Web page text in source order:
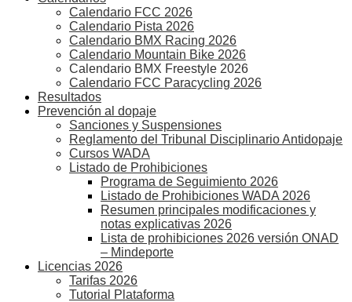
Calendario FCC 2026
Calendario Pista 2026
Calendario BMX Racing 2026
Calendario Mountain Bike 2026
Calendario BMX Freestyle 2026
Calendario FCC Paracycling 2026
Resultados
Prevención al dopaje
Sanciones y Suspensiones
Reglamento del Tribunal Disciplinario Antidopaje
Cursos WADA
Listado de Prohibiciones
Programa de Seguimiento 2026
Listado de Prohibiciones WADA 2026
Resumen principales modificaciones y
notas explicativas 2026
Lista de prohibiciones 2026 versión ONAD
– Mindeporte
Licencias 2026
Tarifas 2026
Tutorial Plataforma